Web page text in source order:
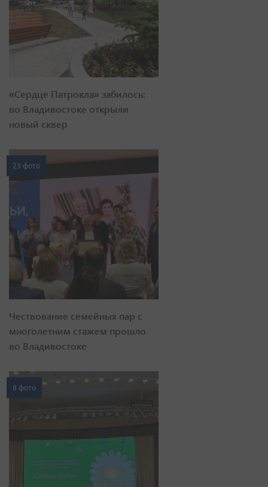
«Сердце Патрокла» забилось:
во Владивостоке открыли
новый сквер
23 фото
Чествование семейных пар с
многолетним стажем прошло
во Владивостоке
8 фото